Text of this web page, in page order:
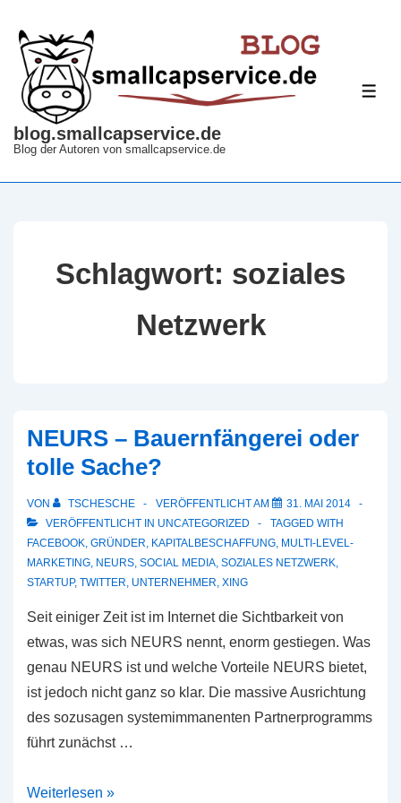
Zum
Inhalt
blog.smallcapservice.de
Blog der Autoren von smallcapservice.de
Schlagwort: soziales
Netzwerk
NEURS – Bauernfängerei oder
tolle Sache?
VON TSCHESCHE VERÖFFENTLICHT AM
31. MAI 2014
VERÖFFENTLICHT IN UNCATEGORIZED
TAGGED WITH
FACEBOOK, GRÜNDER, KAPITALBESCHAFFUNG, MULTI-LEVEL-
MARKETING, NEURS, SOCIAL MEDIA, SOZIALES NETZWERK,
STARTUP, TWITTER, UNTERNEHMER, XING
Seit einiger Zeit ist im Internet die Sichtbarkeit von
etwas, was sich NEURS nennt, enorm gestiegen. Was
genau NEURS ist und welche Vorteile NEURS bietet,
ist jedoch nicht ganz so klar. Die massive Ausrichtung
des sozusagen systemimmanenten Partnerprogramms
führt zunächst …
NEURS
Weiterlesen »